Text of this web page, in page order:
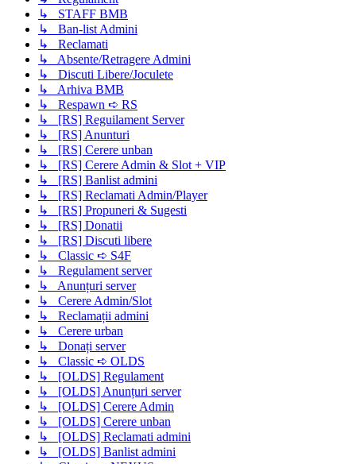
↳ STAFF BMB
↳ Ban-list Admini
↳ Reclamati
↳ Absente/Retragere Admini
↳ Discuti Libere/Joculete
↳ Arhiva BMB
↳ Respawn ➪ RS
↳ [RS] Reguilament Server
↳ [RS] Anunturi
↳ [RS] Cerere unban
↳ [RS] Cerere Admin & Slot + VIP
↳ [RS] Banlist admini
↳ [RS] Reclamati Admin/Player
↳ [RS] Propuneri & Sugesti
↳ [RS] Donatii
↳ [RS] Discuti libere
↳ Classic ➪ S4F
↳ Regulament server
↳ Anunțuri server
↳ Cerere Admin/Slot
↳ Reclamații admini
↳ Cerere urban
↳ Donați server
↳ Classic ➪ OLDS
↳ [OLDS] Regulament
↳ [OLDS] Anunțuri server
↳ [OLDS] Cerere Admin
↳ [OLDS] Cerere unban
↳ [OLDS] Reclamati admini
↳ [OLDS] Banlist admini